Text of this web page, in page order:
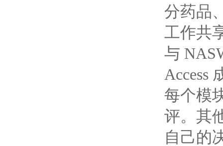
分药品
工作共
与
Access
每个模
评。其
自己的